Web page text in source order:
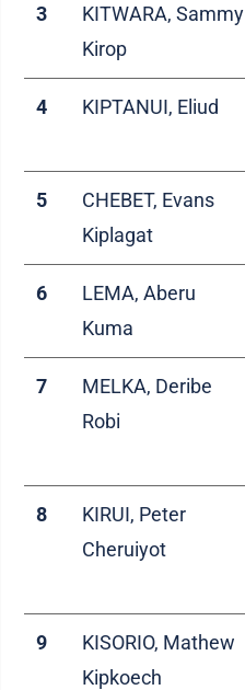
3
KITWARA, Sammy
Kirop
4 KIPTANUI, Eliud
5
CHEBET, Evans
Kiplagat
6
LEMA, Aberu
Kuma
7
MELKA, Deribe
Robi
8
KIRUI, Peter
Cheruiyot
9
KISORIO, Mathew
Kipkoech